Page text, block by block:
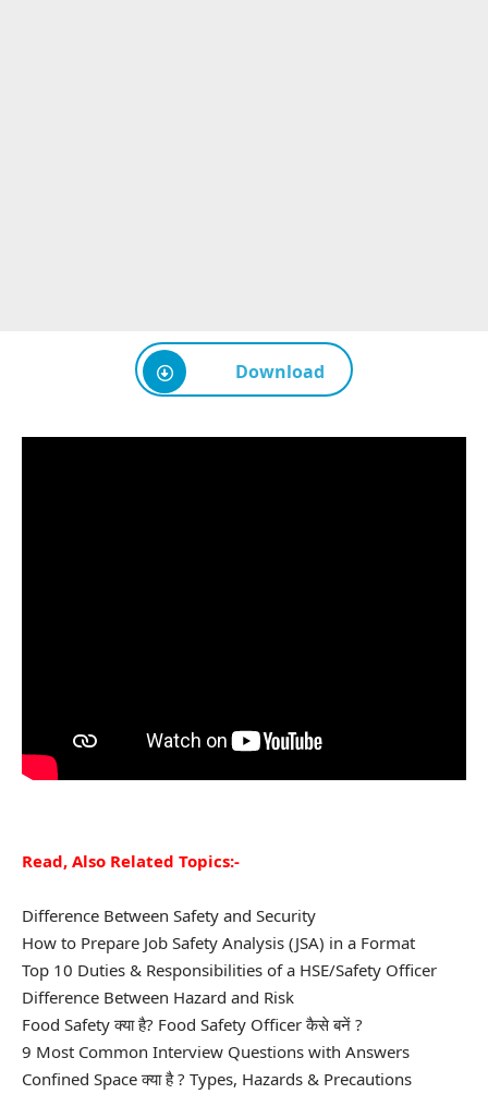
Download
Read, Also Related Topics:-
Difference Between Safety and Security
How to Prepare Job Safety Analysis (JSA) in a Format
Top 10 Duties & Responsibilities of a HSE/Safety Officer
Difference Between Hazard and Risk
Food Safety क्या है? Food Safety Officer कैसे बनें ?
9 Most Common Interview Questions with Answers
Confined Space क्या है ? Types, Hazards & Precautions